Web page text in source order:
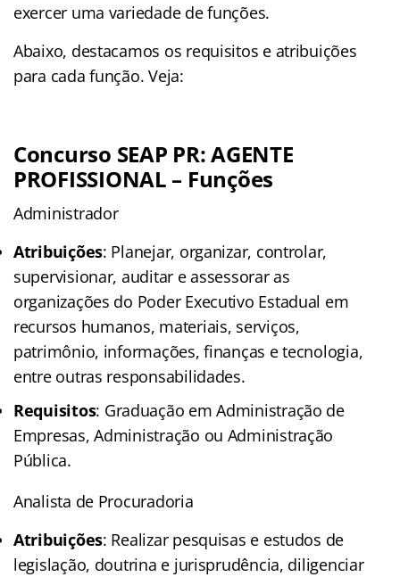
exercer uma variedade de funções.
Abaixo, destacamos os requisitos e atribuições
para cada função. Veja:
Concurso SEAP PR: AGENTE
PROFISSIONAL – Funções
Administrador
Atribuições: Planejar, organizar, controlar,
supervisionar, auditar e assessorar as
organizações do Poder Executivo Estadual em
recursos humanos, materiais, serviços,
patrimônio, informações, finanças e tecnologia,
entre outras responsabilidades.
Requisitos: Graduação em Administração de
Empresas, Administração ou Administração
Pública.
Analista de Procuradoria
Atribuições: Realizar pesquisas e estudos de
legislação, doutrina e jurisprudência, diligenciar